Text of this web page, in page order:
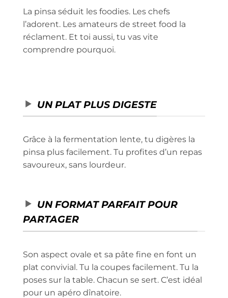
La pinsa séduit les foodies. Les chefs
l’adorent. Les amateurs de street food la
réclament. Et toi aussi, tu vas vite
comprendre pourquoi.
UN PLAT PLUS DIGESTE
Grâce à la fermentation lente, tu digères la
pinsa plus facilement. Tu profites d’un repas
savoureux, sans lourdeur.
UN FORMAT PARFAIT POUR
PARTAGER
Son aspect ovale et sa pâte fine en font un
plat convivial. Tu la coupes facilement. Tu la
poses sur la table. Chacun se sert. C’est idéal
pour un apéro dînatoire.